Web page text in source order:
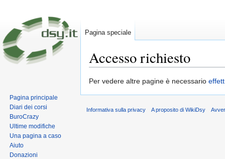
Accesso richiesto
Per vedere altre pagine è necessario
Pagina speciale
Pagina principale
Diari dei corsi
BuroCrazy
Ultime modifiche
Una pagina a caso
Aiuto
Donazioni
Informativa sulla privacy A proposito di WikiDsy